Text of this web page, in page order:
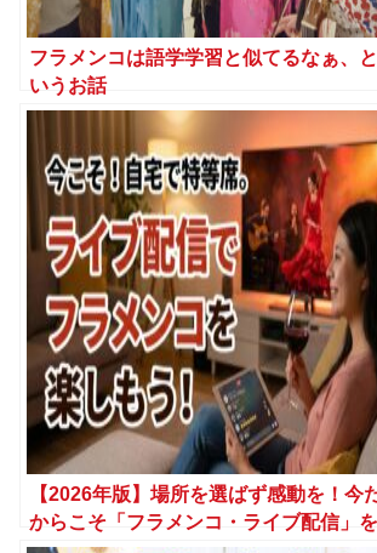
フラメンコは語学学習と似てるなぁ、と
いうお話
【2026年版】場所を選ばず感動を！今
からこそ「フラメンコ・ライブ配信」を